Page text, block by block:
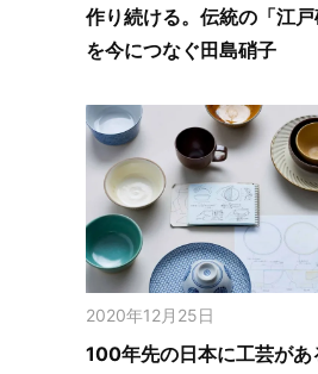
作り続ける。伝統の「江戸
を今につなぐ田島硝子
2020年12月25日
100年先の日本に工芸があ